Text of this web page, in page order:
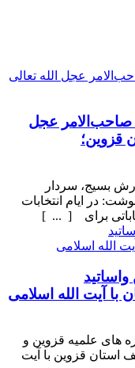
صاحب‌الامر عجل
قزوین؛
بسیج، سردار
در ایام انتخابات
برای [ ... ]
با آیت الله اسلامی
های علمیه قزوین و
استان قزوین با آیت